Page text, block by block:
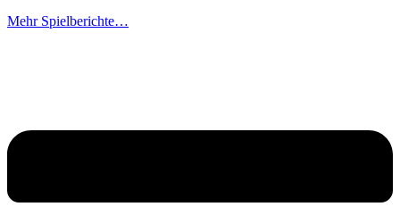
Mehr Spielberichte…